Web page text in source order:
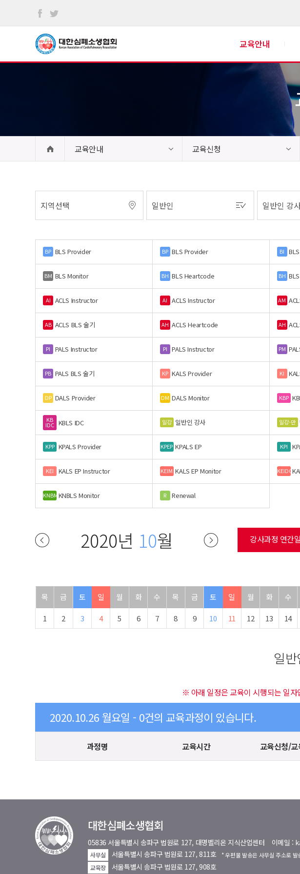
교육안내
교육안내 교육신청
BP BLS Provider BP BLS Provider BI
BM BLS Monitor BH BLS Heartcode BH
AI ACLS Instructor AI ACLS Instructor AM
AB ACLS BLS 술기 AH ACLS Heartcode AH
PI PALS Instructor PI PALS Instructor PM
PB PALS BLS 술기 KP KALS Provider KI
DP DALS Provider DM DALS Monitor KBP
KB
IDC KBLS IDC 일강 일반인 강사 일강-만
KPP KPALS Provider KPEP KPALS EP KPI
KEI KALS EP Instructor KEIM KALS EP Monitor KEIDC
KNBM KNBLS Monitor R Renewal
2020년 10월 강사과정 연간
목 금 토 일 월 화 수 목 금 토 일 월 화 수
1 2 3 4 5 6 7 8 9 10 11 12 13 14
일
※ 아래 일정은 교육이 시행되는 일
2020.10.26 월요일 - 0건의 교육과정이 있습니다.
과정명 교육시간 교육신청/
대한심폐소생협회
05836 서울특별시 송파구 법원로 127, 대명벨리온 지식산업센터 이메일 :
사무실 서울특별시 송파구 법원로 127, 811호
* 우편물 발송은 사무실 주소로 발
교육장
서울특별시 송파구 법원로 127, 908호